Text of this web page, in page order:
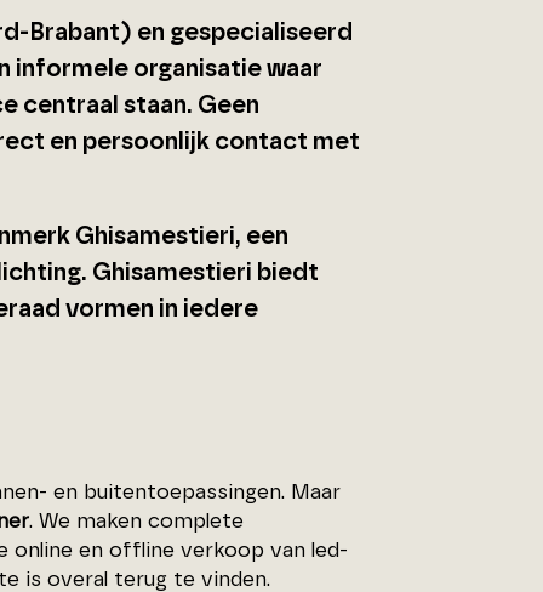
Brabant) en gespecialiseerd
informele organisatie waar
centraal staan. Geen
en persoonlijk contact met
Ghisamestieri, een
Ghisamestieri biedt
vormen in iedere
en buitentoepassingen. Maar
. We maken complete
online en offline verkoop van led-
is overal terug te vinden.